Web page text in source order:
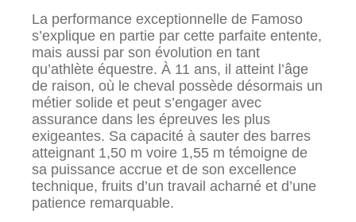
La performance exceptionnelle de Famoso
s’explique en partie par cette parfaite entente,
mais aussi par son évolution en tant
qu’athlète équestre. À 11 ans, il atteint l’âge
de raison, où le cheval possède désormais un
métier solide et peut s’engager avec
assurance dans les épreuves les plus
exigeantes. Sa capacité à sauter des barres
atteignant 1,50 m voire 1,55 m témoigne de
sa puissance accrue et de son excellence
technique, fruits d’un travail acharné et d’une
patience remarquable.